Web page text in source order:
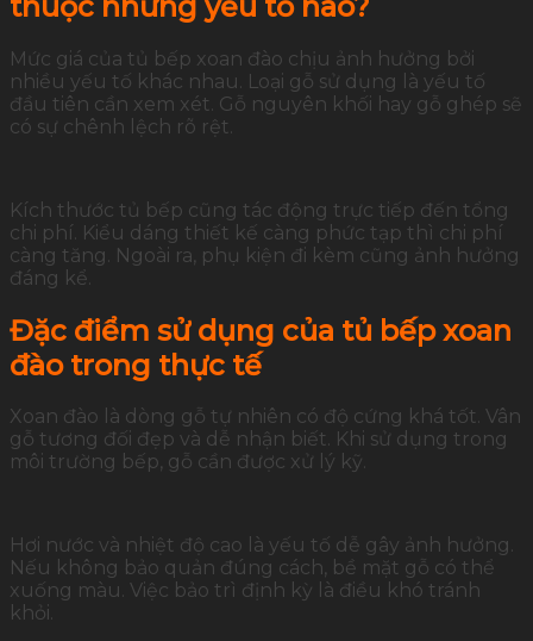
Mức giá của tủ bếp xoan đào chịu ảnh hưởng bởi
nhiều yếu tố khác nhau. Loại gỗ sử dụng là yếu tố
đầu tiên cần xem xét. Gỗ nguyên khối hay gỗ ghép sẽ
có sự chênh lệch rõ rệt.
Kích thước tủ bếp cũng tác động trực tiếp đến tổng
chi phí. Kiểu dáng thiết kế càng phức tạp thì chi phí
càng tăng. Ngoài ra, phụ kiện đi kèm cũng ảnh hưởng
đáng kể.
Đặc điểm sử dụng của tủ bếp xoan
đào trong thực tế
Xoan đào là dòng gỗ tự nhiên có độ cứng khá tốt. Vân
gỗ tương đối đẹp và dễ nhận biết. Khi sử dụng trong
môi trường bếp, gỗ cần được xử lý kỹ.
Hơi nước và nhiệt độ cao là yếu tố dễ gây ảnh hưởng.
Nếu không bảo quản đúng cách, bề mặt gỗ có thể
xuống màu. Việc bảo trì định kỳ là điều khó tránh
khỏi.